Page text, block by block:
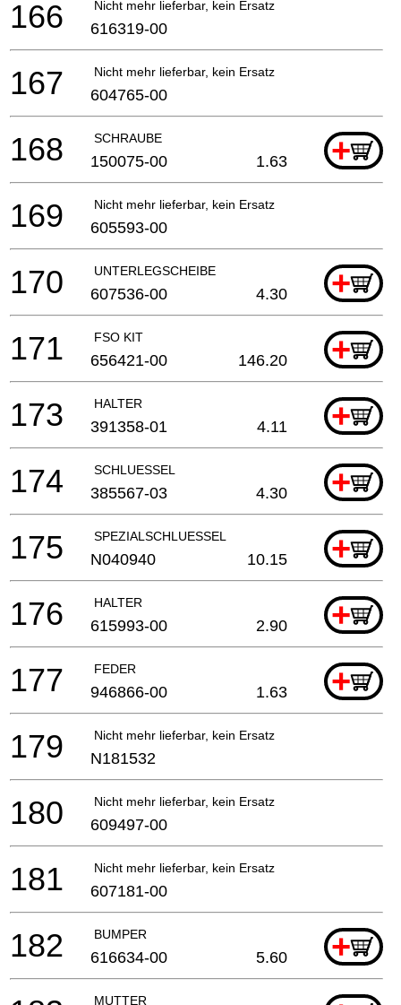
Nicht mehr lieferbar, kein Ersatz
166 616319-00
Nicht mehr lieferbar, kein Ersatz
167 604765-00
SCHRAUBE +
168 150075-00 1.63
Nicht mehr lieferbar, kein Ersatz
169 605593-00
UNTERLEGSCHEIBE +
170 607536-00 4.30
FSO KIT +
171 656421-00 146.20
HALTER +
173 391358-01 4.11
SCHLUESSEL +
174 385567-03 4.30
SPEZIALSCHLUESSEL +
175 N040940 10.15
HALTER +
176 615993-00 2.90
FEDER +
177 946866-00 1.63
Nicht mehr lieferbar, kein Ersatz
179 N181532
Nicht mehr lieferbar, kein Ersatz
180 609497-00
Nicht mehr lieferbar, kein Ersatz
181 607181-00
BUMPER +
182 616634-00 5.60
MUTTER